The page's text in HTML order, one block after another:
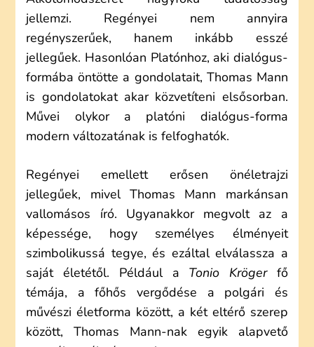
jellemzi. Regényei nem annyira
regényszerűek, hanem inkább esszé
jellegűek. Hasonlóan Platónhoz, aki dialógus-
formába öntötte a gondolatait, Thomas Mann
is gondolatokat akar közvetíteni elsősorban.
Művei olykor a platóni dialógus-forma
modern változatának is felfoghatók.
Regényei emellett erősen önéletrajzi
jellegűek, mivel Thomas Mann markánsan
vallomásos író. Ugyanakkor megvolt az a
képessége, hogy személyes élményeit
szimbolikussá tegye, és ezáltal elválassza a
saját életétől. Például a Tonio Krögerfő
témája, a főhős vergődése a polgári és
művészi életforma között, a két eltérő szerep
között, Thomas Mann-nak egyik alapvető